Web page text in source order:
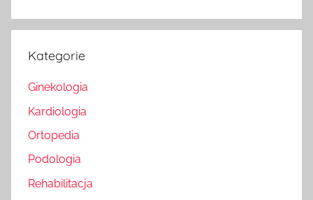
Kategorie
Ginekologia
Kardiologia
Ortopedia
Podologia
Rehabilitacja